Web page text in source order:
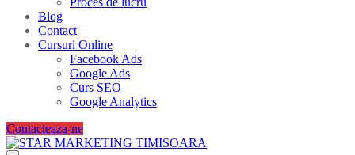
Blog
Contact
Cursuri Online
Facebook Ads
Google Ads
Curs SEO
Google Analytics
Contacteaza-ne